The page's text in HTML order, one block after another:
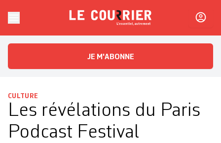
Le CourrierL'essentiel, autrement
JE M'ABONNE
CULTURE
Les révélations du Paris
Podcast Festival